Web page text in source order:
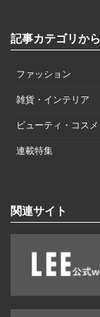
記事カテゴリか
ファッション
雑貨・インテリア
ビューティ・コスメ
連載特集
関連サイト